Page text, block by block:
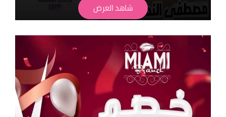
لابد من حجز مسبق
الاسعار تبدا من 350 ج
" تطبق الشروط و الاحكام" للحجز والاستفسار
بفروع مساج سنتر ايجيبت : 01068302600
01211115701
01099773147
01116550039
01050846816
شاهد العرض